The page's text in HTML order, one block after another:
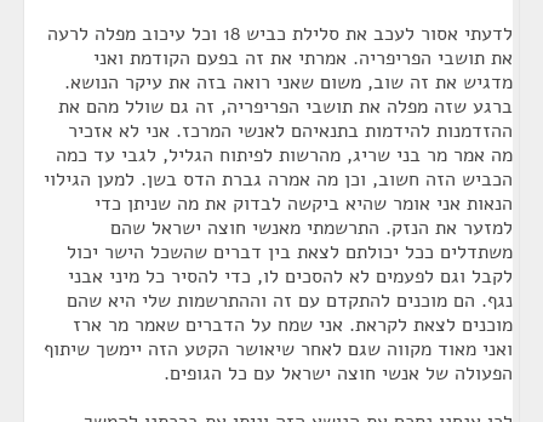
לדעתי אסור לעכב את סלילת כביש 18 וכל עיכוב מפלה לרעה
את תושבי הפריפריה. אמרתי את זה בפעם הקודמת ואני
מדגיש את זה שוב, משום שאני רואה בזה את עיקר הנושא.
ברגע שזה מפלה את תושבי הפריפריה, זה גם שולל מהם את
ההזדמנות להידמות בתנאיהם לאנשי המרכז. אני לא אזכיר
מה אמר מר בני שריג, מהרשות לפיתוח הגליל, לגבי עד כמה
הכביש הזה חשוב, וכן מה אמרה גברת הדס בשן. למען הגילוי
הנאות אני אומר שהיא ביקשה לבדוק את מה שניתן כדי
למזער את הנזק. התרשמתי מאנשי חוצה ישראל שהם
משתדלים ככל יכולתם לצאת בין דברים שהשכל הישר יכול
לקבל וגם לפעמים לא להסכים לו, כדי להסיר כל מיני אבני
נגף. הם מוכנים להתקדם עם זה וההתרשמות שלי היא שהם
מוכנים לצאת לקראת. אני שמח על הדברים שאמר מר ארז
ואני מאוד מקווה שגם לאחר שיאושר הקטע הזה יימשך שיתוף
הפעולה של אנשי חוצה ישראל עם כל הגופים.